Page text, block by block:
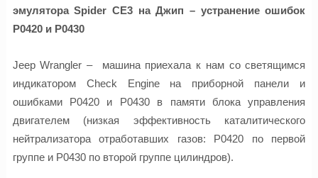
эмулятора Spider CE3 на Джип – устранение ошибок
P0420 и P0430
Jeep Wrangler – машина приехала к нам со светящимся
индикатором Check Engine на приборной панели и
ошибками P0420 и P0430 в памяти блока управления
двигателем (низкая эффективность каталитического
нейтрализатора отработавших газов: P0420 по первой
группе и P0430 по второй группе цилиндров).